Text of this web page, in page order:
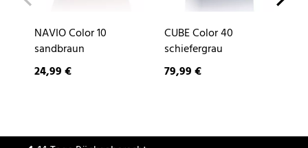
NAVIO Color 10
sandbraun
24,99 €
CUBE Color 40
schiefergrau
79,99 €